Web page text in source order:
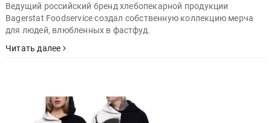
Ведущий российский бренд хлебопекарной продукции
Bagerstat Foodservice создал собственную коллекцию мерча
для людей, влюбленных в фастфуд.
Читать далее